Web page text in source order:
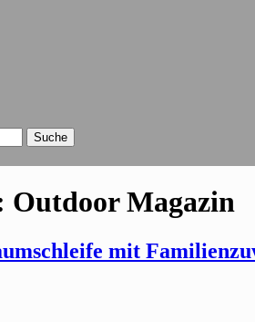
Outdoor Magazin
mit